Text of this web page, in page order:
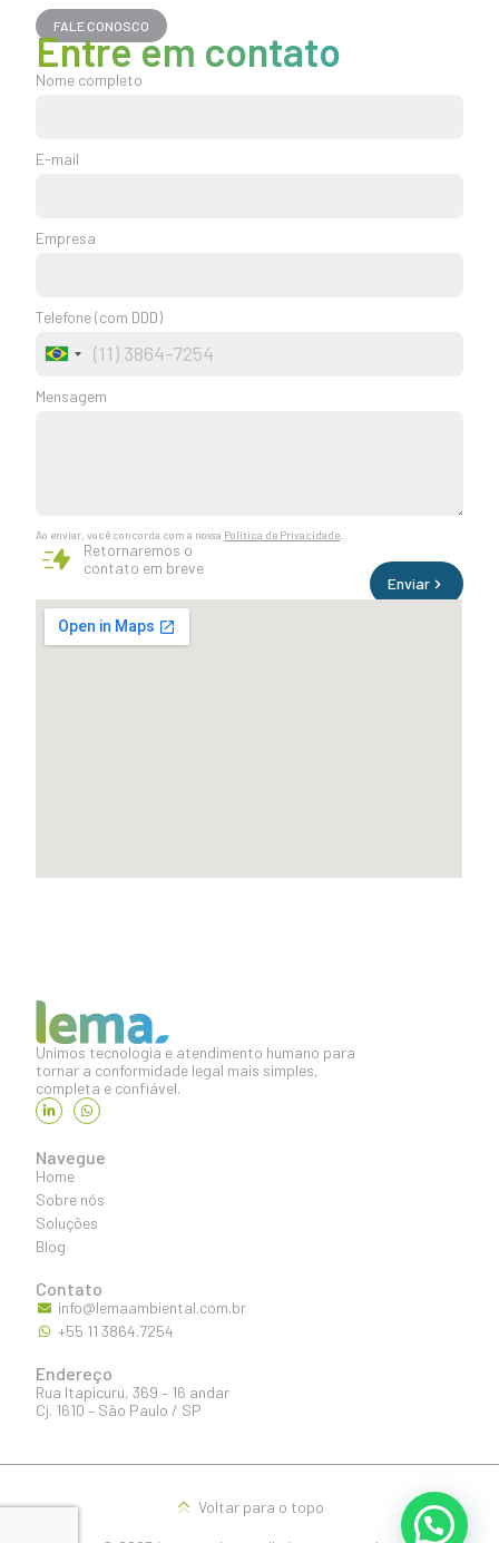
FALE CONOSCO
Entre em contato
Nome completo
E-mail
Empresa
Telefone (com DDD)
Brazil
Mensagem
Ao enviar, você concorda com a nossa Política de Privacidade
Enviar
Retornaremos o
contato em breve
Unimos tecnologia e atendimento humano para
tornar a conformidade legal mais simples,
completa e confiável.
Navegue
Home
Sobre nós
Soluções
Blog
Contato
info@lemaambiental.com.br
+55 11 3864.7254
Endereço
Rua Itapicuru, 369 – 16 andar
Cj. 1610 – São Paulo / SP
Voltar para o topo